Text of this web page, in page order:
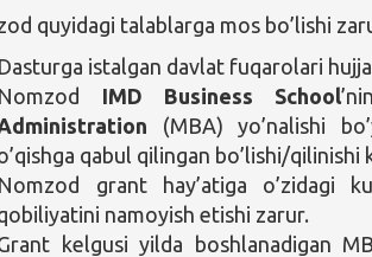
quyidagi talablarga mos bo’lishi
Dasturga istalgan davlat fuqarolari
Nomzod IMD Business School
(MBA) yo’nalishi
qabul qilingan bo’lishi/qilinishi
Nomzod grant hay’atiga o’zidagi
namoyish etishi zarur.
kelgusi yilda boshlanadigan